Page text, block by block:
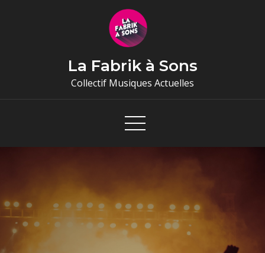
La Fabrik à Sons
Collectif Musiques Actuelles